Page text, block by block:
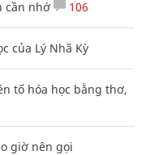
cần nhớ 106
của Lý Nhã Kỳ
tố hóa học bằng thơ,
giờ nên gọi